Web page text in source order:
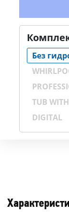
Без
TUB
DIGITAL